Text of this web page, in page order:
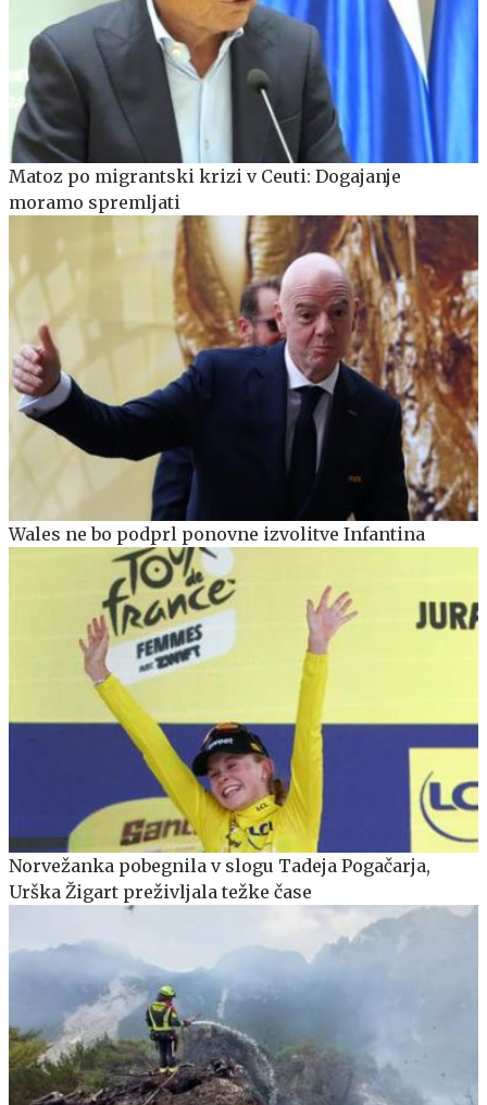
Matoz po migrantski krizi v Ceuti: Dogajanje
moramo spremljati
Wales ne bo podprl ponovne izvolitve Infantina
Norvežanka pobegnila v slogu Tadeja Pogačarja,
Urška Žigart preživljala težke čase